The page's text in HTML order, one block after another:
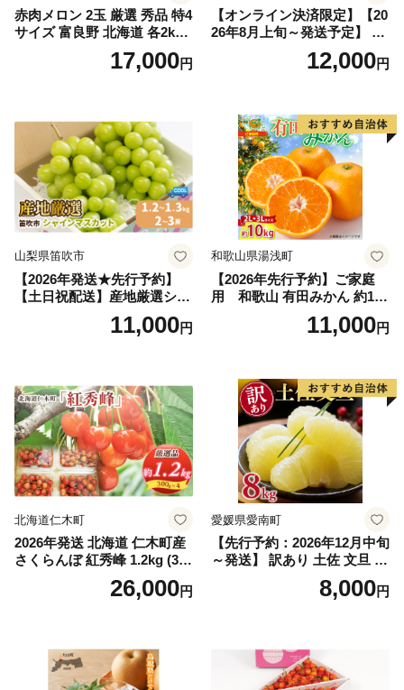
赤肉メロン 2玉 厳選 秀品 特4
サイズ 富良野 北海道 各2kg
～2.6kg 2玉 セット ファーム
富良野 メロン めろん 果物 く
17,000円
【オンライン決済限定】【20
26年8月上旬～発送予定】 先
行予約 「浅間水蜜桃プレミ
アム」 もも あかつき 秀品 約
果肉 長野県産 小諸市
12,000円
山梨県笛吹市
【2026年発送★先行予約】
【土日祝配送】産地厳選シャ
インマスカット1.2kg～1.3kg
（2房～3房）※沖縄・離島配
笛吹市 山梨県 フルーツ 果物
ぶどう 葡萄 大粒 シャインマ
スカット おすすめ シャイン
マスカット 贈答 ギフト 産地
笛吹市 シャインマスカット
笛吹 葡萄 国産 ぶどう 人気
国産 1.2kg 先行｜
11,000円
和歌山県湯浅町
【2026年先行予約】ご家庭
用 和歌山 有田みかん 約10k
g (2L、3Lサイズ)【湯浅町】
11,000円
北海道仁木町
2026年発送 北海道 仁木町産
さくらんぼ 紅秀峰 1.2kg (300
g×4パック) Lサイズ以上 旬
桜桃 産地直送 サクランボ チ
26,000円
愛媛県愛南町
【先行予約：2026年12月中旬
～発送】 訳あり 土佐 文旦 8k
g (Mサイズ以上サイズミック
ス) 8000円 わけあり ぶんた
産 農家直送 期間限定 特産品
サイズミックス くらもとフ
ァーム 愛南町 愛媛県
8,000円